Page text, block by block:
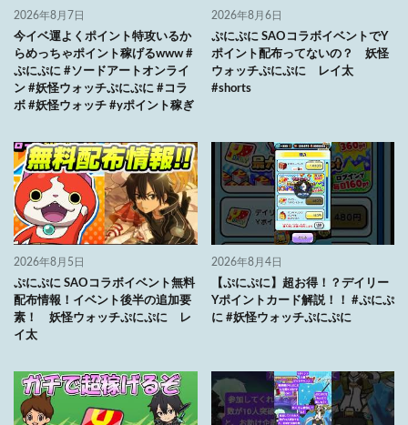
2026年8月7日
今イベ運よくポイント特攻いるか
らめっちゃポイント稼げるwww #
ぷにぷに #ソードアートオンライ
ン #妖怪ウォッチぷにぷに #コラ
ボ #妖怪ウォッチ #yポイント稼ぎ
2026年8月6日
ぷにぷに SAOコラボイベントでY
ポイント配布ってないの？ 妖怪
ウォッチぷにぷに レイ太
#shorts
2026年8月5日
ぷにぷに SAOコラボイベント無料
配布情報！イベント後半の追加要
素！ 妖怪ウォッチぷにぷに レ
イ太
2026年8月4日
【ぷにぷに】超お得！？デイリー
Yポイントカード解説！！ #ぷにぷ
に #妖怪ウォッチぷにぷに